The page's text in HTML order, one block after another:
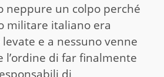
neppure un colpo perché
militare italiano era
e a nessuno venne
l’ordine di far finalmente
di